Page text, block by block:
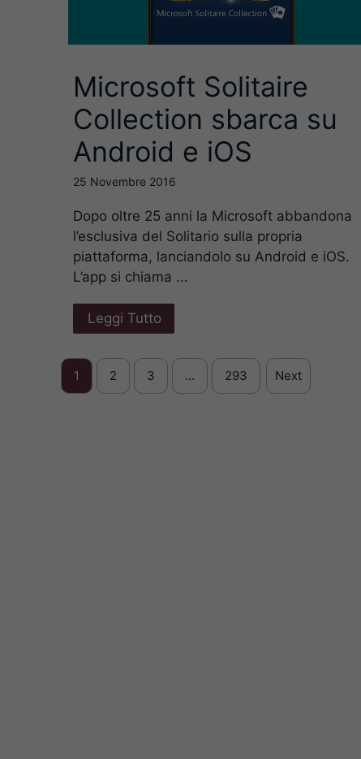
Microsoft Solitaire
Collection sbarca su
Android e iOS
25 Novembre 2016
Dopo oltre 25 anni la Microsoft abbandona
l’esclusiva del Solitario sulla propria
piattaforma, lanciandolo su Android e iOS.
L’app si chiama ...
Leggi Tutto
1 2 3 … 293 Next